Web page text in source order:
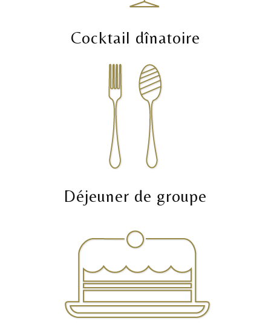
Cocktail dînatoire
Déjeuner de groupe